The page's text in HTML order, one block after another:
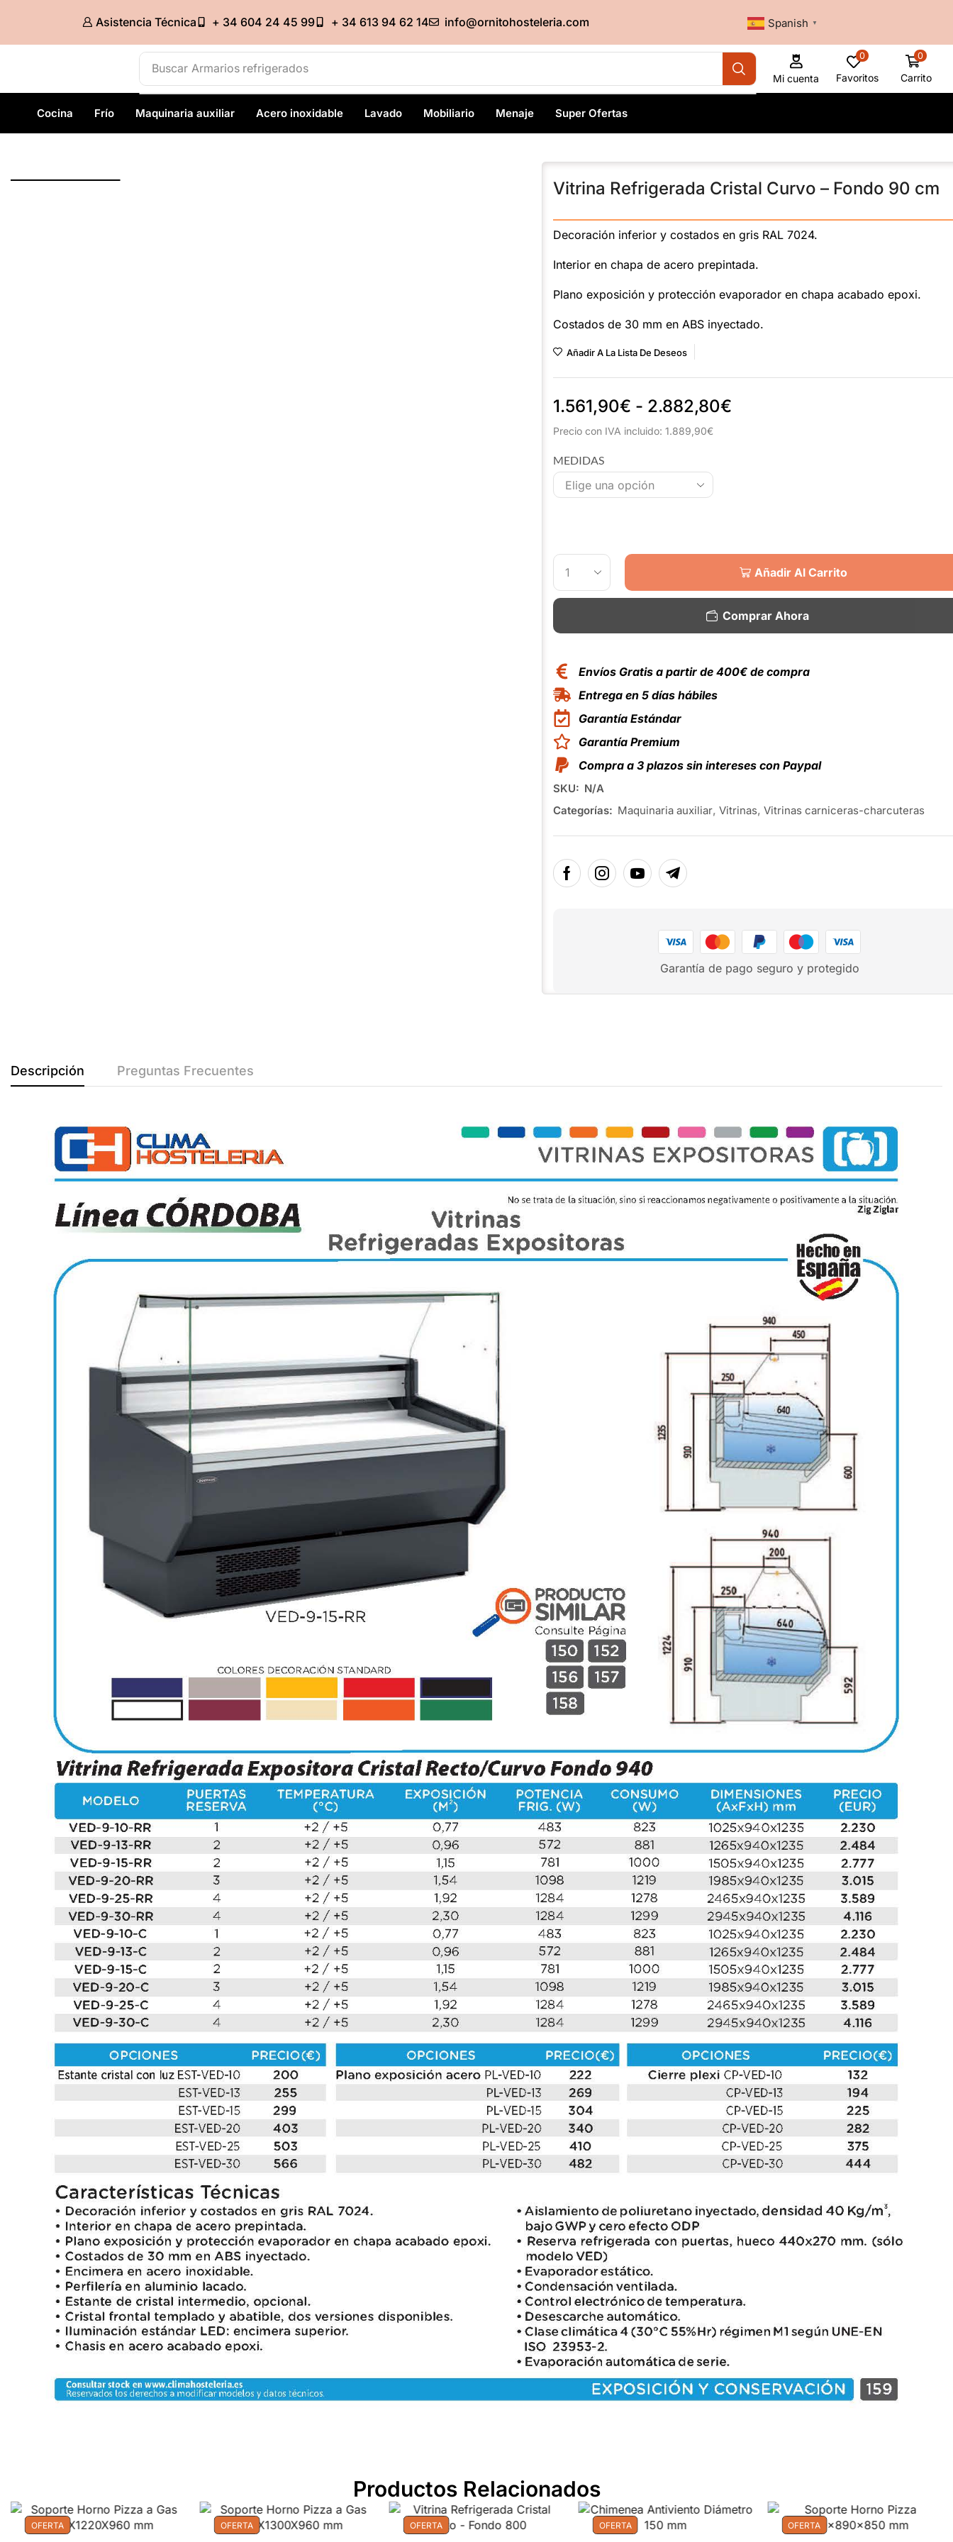
Asistencia Técnica + 34 604 24 45 99 + 34 613 94 62 14 info@ornitohosteleria.com Spanish ▼
Buscar Cocina gas
Mi cuenta
0
Favoritos
0
Carrito
Cocina Frío Maquinaria auxiliar Acero inoxidable Lavado Mobiliario Menaje Super Ofertas
Vitrina Refrigerada Cristal Curvo – Fondo 90 cm
Decoración inferior y costados en gris RAL 7024.
Interior en chapa de acero prepintada.
Plano exposición y protección evaporador en chapa acabado epoxi.
Costados de 30 mm en ABS inyectado.
Añadir A La Lista De Deseos
1.561,90€ - 2.882,80€
Precio con IVA incluido: 1.889,90€
MEDIDAS
Añadir Al Carrito
Comprar Ahora
Envíos Gratis a partir de 400€ de compra
Entrega en 5 días hábiles
Garantía Estándar
Garantía Premium
Compra a 3 plazos sin intereses con Paypal
SKU: N/A
Categorías: Maquinaria auxiliar, Vitrinas, Vitrinas carniceras-charcuteras
Garantía de pago seguro y protegido
Descripción Preguntas Frecuentes
Productos Relacionados
OFERTA OFERTA OFERTA OFERTA OFERTA